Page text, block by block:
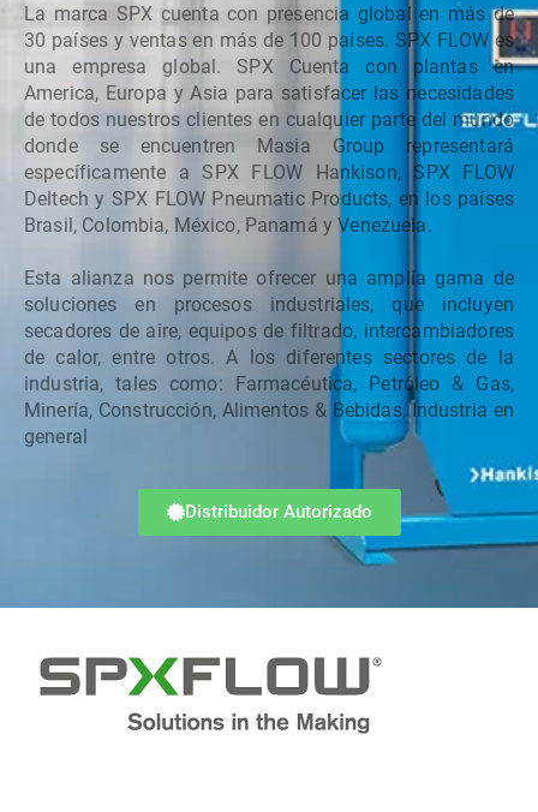
La marca SPX cuenta con presencia global en más de
30 países y ventas en más de 100 países. SPX FLOW es
una empresa global. SPX Cuenta con plantas en
America, Europa y Asia para satisfacer las necesidades
de todos nuestros clientes en cualquier parte del mundo
donde se encuentren Masia Group representará
específicamente a SPX FLOW Hankison, SPX FLOW
Deltech y SPX FLOW Pneumatic Products, en los países
Brasil, Colombia, México, Panamá y Venezuela.
Esta alianza nos permite ofrecer una amplia gama de
soluciones en procesos industriales, que incluyen
secadores de aire, equipos de filtrado, intercambiadores
de calor, entre otros. A los diferentes sectores de la
industria, tales como: Farmacéutica, Petróleo & Gas,
Minería, Construcción, Alimentos & Bebidas, Industria en
general
Distribuidor Autorizado